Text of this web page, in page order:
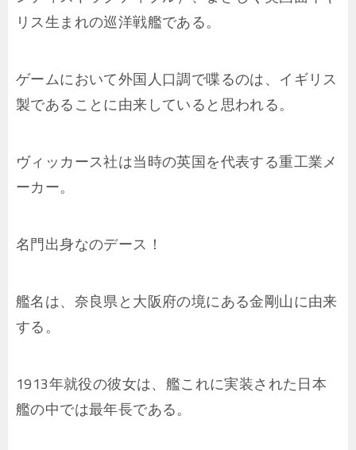
リス生まれの巡洋戦艦である。
ゲームにおいて外国人口調で喋るのは、イギリス
製であることに由来していると思われる。
ヴィッカース社は当時の英国を代表する重工業メ
ーカー。
名門出身なのデース！
艦名は、奈良県と大阪府の境にある金剛山に由来
する。
1913年就役の彼女は、艦これに実装された日本
艦の中では最年長である。